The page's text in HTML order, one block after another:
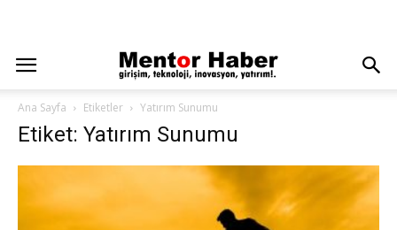
Ana Sayfa Etiketler Yatırım Sunumu
Etiket: Yatırım Sunumu